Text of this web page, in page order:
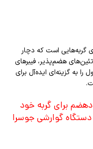
گربه‌هایی است که دچار
هضم‌پذیر، فیبرهای
به گزینه‌ای ایده‌آل برای
برای گربه خود
گوارشی جوسرا